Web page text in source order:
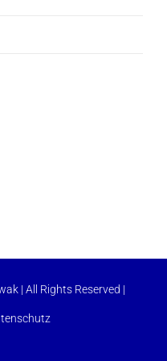
| All Rights Reserved |